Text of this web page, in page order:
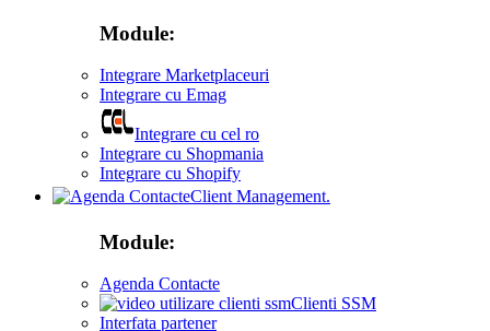
Module:
Integrare Marketplaceuri
Integrare cu Emag
Integrare cu cel ro
Integrare cu Shopmania
Integrare cu Shopify
Client Management.
Module:
Agenda Contacte
Clienti SSM
Interfata partener